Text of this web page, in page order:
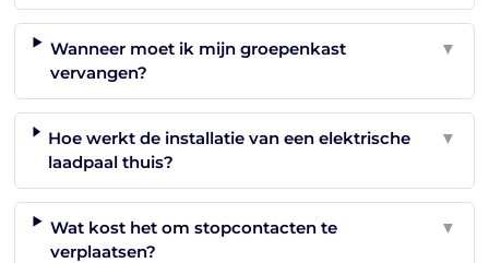
Wanneer moet ik mijn groepenkast
vervangen?
▼
Hoe werkt de installatie van een elektrische
laadpaal thuis?
▼
Wat kost het om stopcontacten te
verplaatsen?
▼